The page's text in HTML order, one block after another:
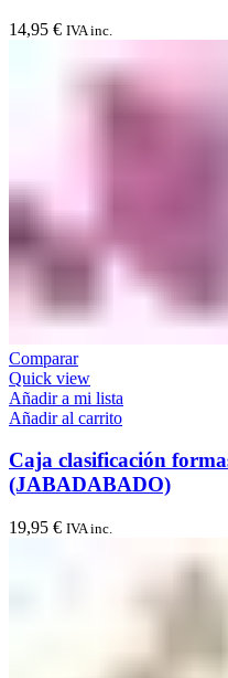
14,95 € IVA inc.
Comparar
Quick view
Añadir a mi lista
Añadir al carrito
Caja clasificación
(JABADABADO)
19,95 € IVA inc.